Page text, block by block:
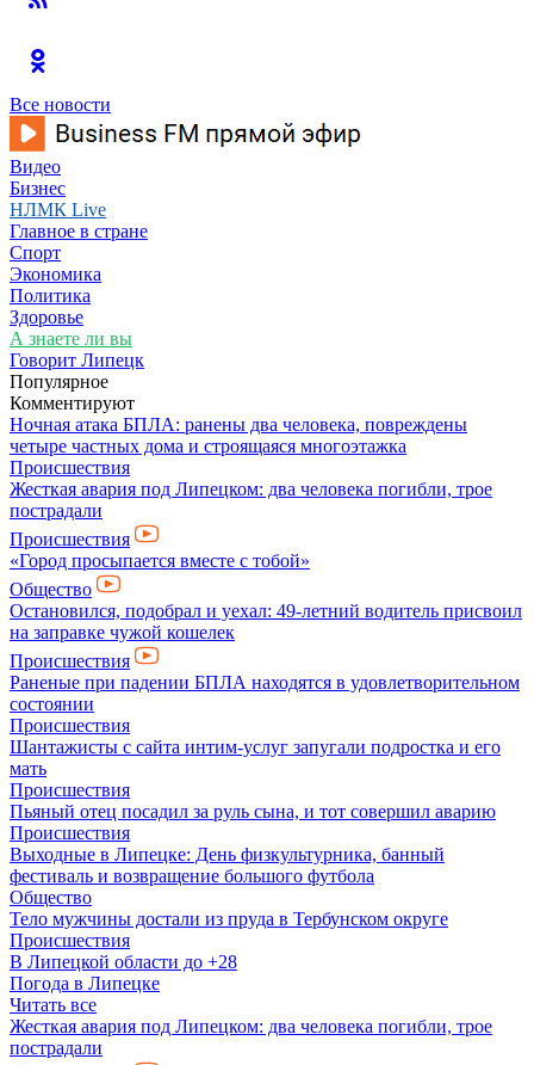
Все новости
Видео
Бизнес
НЛМК Live
Главное в стране
Спорт
Экономика
Политика
Здоровье
А знаете ли вы
Говорит Липецк
Популярное
Комментируют
Ночная атака БПЛА: ранены два человека, повреждены
четыре частных дома и строящаяся многоэтажка
Происшествия
Жесткая авария под Липецком: два человека погибли, трое
пострадали
Происшествия
«Город просыпается вместе с тобой»
Общество
Остановился, подобрал и уехал: 49-летний водитель присвоил
на заправке чужой кошелек
Происшествия
Раненые при падении БПЛА находятся в удовлетворительном
состоянии
Происшествия
Шантажисты с сайта интим-услуг запугали подростка и его
мать
Происшествия
Пьяный отец посадил за руль сына, и тот совершил аварию
Происшествия
Выходные в Липецке: День физкультурника, банный
фестиваль и возвращение большого футбола
Общество
Тело мужчины достали из пруда в Тербунском округе
Происшествия
В Липецкой области до +28
Погода в Липецке
Читать все
Жесткая авария под Липецком: два человека погибли, трое
пострадали